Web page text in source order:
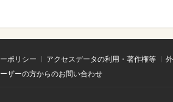
ポリシー アクセスデータの利用・著作権等
ザーの方からのお問い合わせ